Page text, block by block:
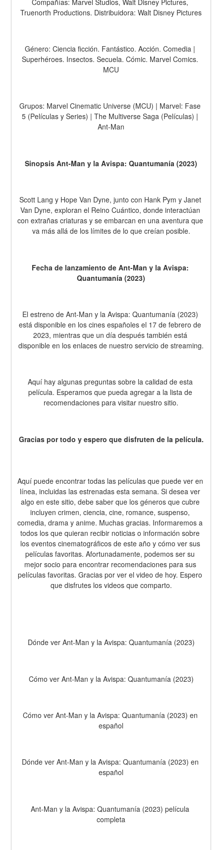
Truenorth Productions. Distribuidora: Walt Disney Pictures
Género: Ciencia ficción. Fantástico. Acción. Comedia |
Superhéroes. Insectos. Secuela. Cómic. Marvel Comics.
MCU
Grupos: Marvel Cinematic Universe (MCU) | Marvel: Fase
5 (Películas y Series) | The Multiverse Saga (Películas) |
Ant-Man
Sinopsis Ant-Man y la Avispa: Quantumanía (2023)
Scott Lang y Hope Van Dyne, junto con Hank Pym y Janet
Van Dyne, exploran el Reino Cuántico, donde interactúan
con extrañas criaturas y se embarcan en una aventura que
va más allá de los límites de lo que creían posible.
Fecha de lanzamiento de Ant-Man y la Avispa:
Quantumanía (2023)
El estreno de Ant-Man y la Avispa: Quantumanía (2023)
está disponible en los cines españoles el 17 de febrero de
2023, mientras que un día después también está
disponible en los enlaces de nuestro servicio de streaming.
Aquí hay algunas preguntas sobre la calidad de esta
película. Esperamos que pueda agregar a la lista de
recomendaciones para visitar nuestro sitio.
Gracias por todo y espero que disfruten de la película.
Aquí puede encontrar todas las películas que puede ver en
línea, incluidas las estrenadas esta semana. Si desea ver
algo en este sitio, debe saber que los géneros que cubre
incluyen crimen, ciencia, cine, romance, suspenso,
comedia, drama y anime. Muchas gracias. Informaremos a
todos los que quieran recibir noticias o información sobre
los eventos cinematográficos de este año y cómo ver sus
películas favoritas. Afortunadamente, podemos ser su
mejor socio para encontrar recomendaciones para sus
películas favoritas. Gracias por ver el video de hoy. Espero
que disfrutes los videos que comparto.
Dónde ver Ant-Man y la Avispa: Quantumanía (2023)
Cómo ver Ant-Man y la Avispa: Quantumanía (2023)
Cómo ver Ant-Man y la Avispa: Quantumanía (2023) en
español
Dónde ver Ant-Man y la Avispa: Quantumanía (2023) en
español
Ant-Man y la Avispa: Quantumanía (2023) película
completa